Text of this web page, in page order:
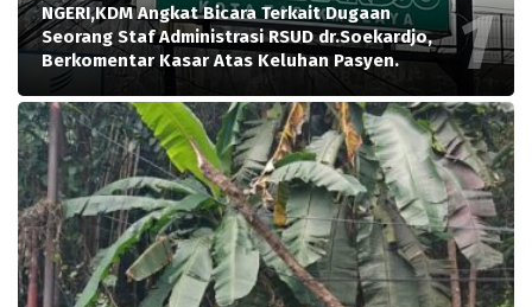
NGERI,KDM Angkat Bicara Terkait Dugaan
Seorang Staf Administrasi RSUD dr.Soekardjo,
Berkomentar Kasar Atas Keluhan Pasyen.